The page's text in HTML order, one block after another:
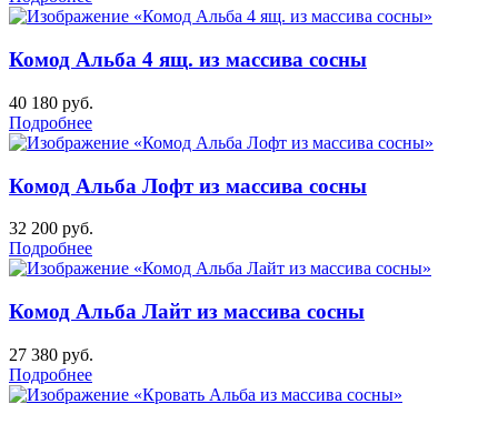
Комод Альба 4 ящ. из массива сосны
40 180 руб.
Подробнее
Комод Альба Лофт из массива сосны
32 200 руб.
Подробнее
Комод Альба Лайт из массива сосны
27 380 руб.
Подробнее